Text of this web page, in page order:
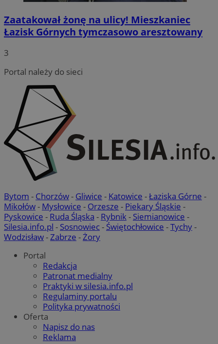
Zaatakował żonę na ulicy! Mieszkaniec
Łazisk Górnych tymczasowo aresztowany
3
Portal należy do sieci
Bytom - Chorzów- Gliwice - Katowice -Łaziska Górne -
Mikołów- Mysłowice - Orzesze - Piekary Śląskie -
Pyskowice - Ruda Śląska - Rybnik- Siemianowice -
Silesia.info.pl - Sosnowiec- Świętochłowice -Tychy-
Wodzisław-Zabrze -Żory
Portal
Redakcja
Patronat medialny
Praktyki w silesia.info.pl
Regulaminy portalu
Polityka prywatności
Oferta
Napisz do nas
Reklama